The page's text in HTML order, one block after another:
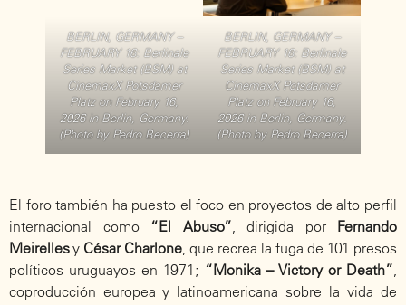
BERLIN, GERMANY –
FEBRUARY 16: Berlinale
Series Market (BSM) at
CinemaxX Potsdamer
Platz on February 16,
2026 in Berlin, Germany.
(Photo by Pedro Becerra)
BERLIN, GERMANY –
FEBRUARY 16: Berlinale
Series Market (BSM) at
CinemaxX Potsdamer
Platz on February 16,
2026 in Berlin, Germany.
(Photo by Pedro Becerra)
El foro también ha puesto el foco en proyectos de alto perfil
internacional como “El Abuso” , dirigida por Fernando
Meirellesy César Charlone , que recrea la fuga de 101 presos
políticos uruguayos en 1971; “Monika – Victory or Death”
coproducción europea y latinoamericana sobre la vida de